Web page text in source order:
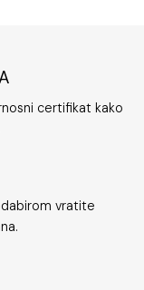
certifikat kako
vratite